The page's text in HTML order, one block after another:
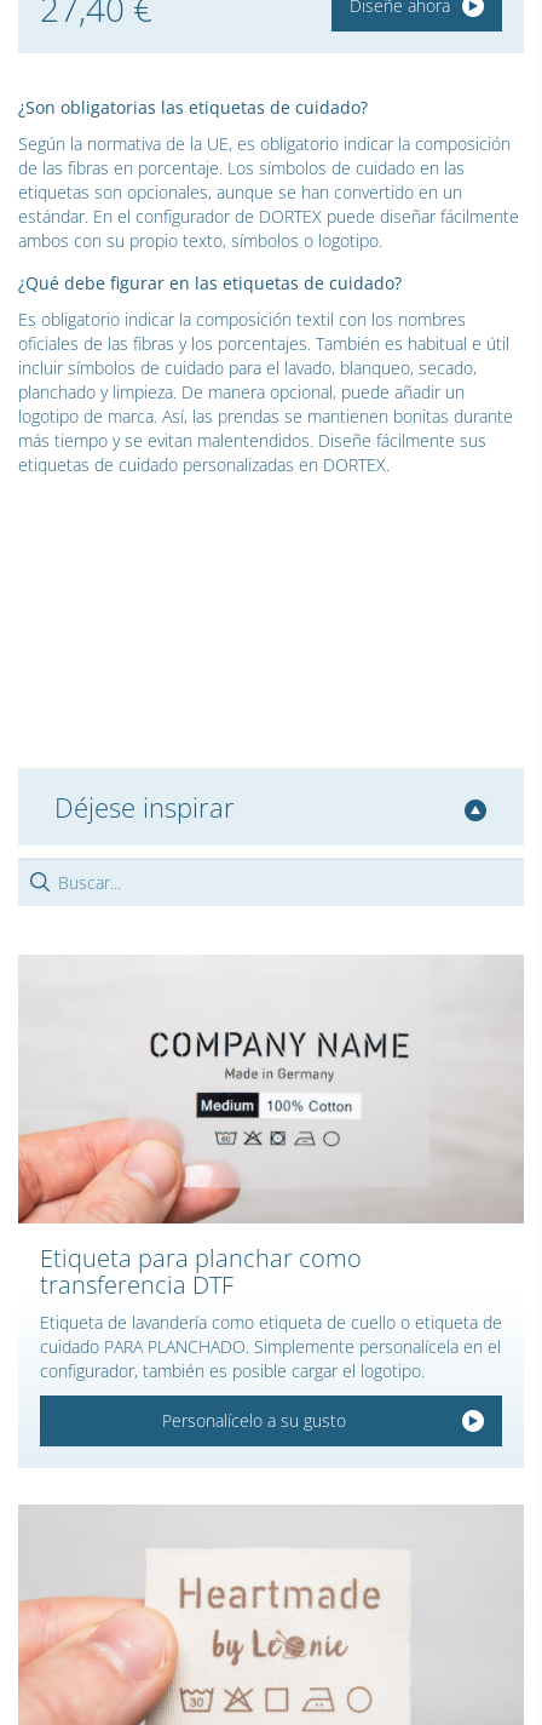
Diseñe ahora
¿Son obligatorias las etiquetas de cuidado?
Según la normativa de la UE, es obligatorio indicar la composición
de las fibras en porcentaje. Los símbolos de cuidado en las
etiquetas son opcionales, aunque se han convertido en un
estándar. En el configurador de DORTEX puede diseñar fácilmente
ambos con su propio texto, símbolos o logotipo.
¿Qué debe figurar en las etiquetas de cuidado?
Es obligatorio indicar la composición textil con los nombres
oficiales de las fibras y los porcentajes. También es habitual e útil
incluir símbolos de cuidado para el lavado, blanqueo, secado,
planchado y limpieza. De manera opcional, puede añadir un
logotipo de marca. Así, las prendas se mantienen bonitas durante
más tiempo y se evitan malentendidos. Diseñe fácilmente sus
etiquetas de cuidado personalizadas en DORTEX.
Déjese inspirar
Etiqueta para planchar como
transferencia DTF
Etiqueta de lavandería como etiqueta de cuello o etiqueta de
cuidado PARA PLANCHADO. Simplemente personalícela en el
configurador, también es posible cargar el logotipo.
Personalícelo a su gusto